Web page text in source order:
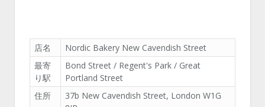
店名
Nordic Bakery New Cavendish Street
最寄
り駅
Bond Street / Regent's Park / Great
Portland Street
住所
37b New Cavendish Street, London W1G